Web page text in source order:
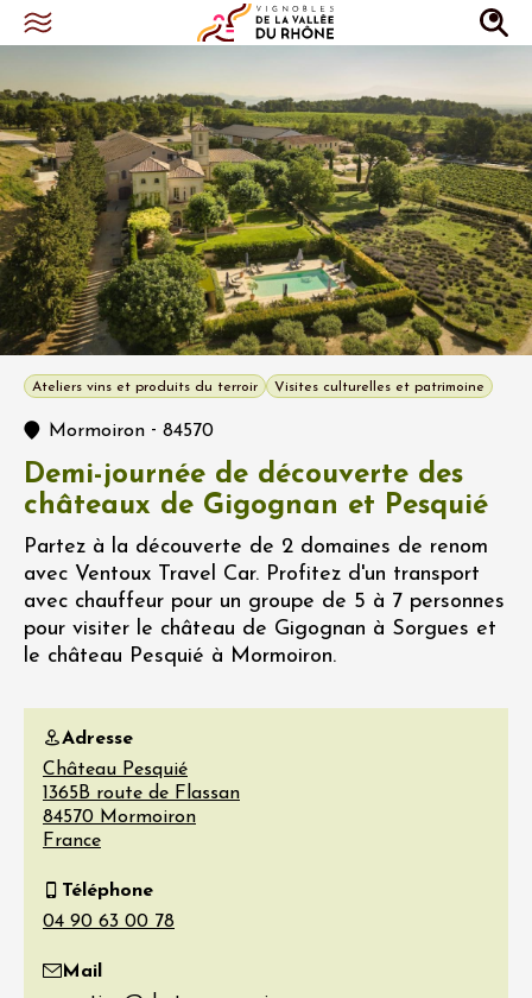
Ateliers vins et produits du terroir Visites culturelles et patrimoine
Mormoiron - 84570
Demi-journée de découverte des
châteaux de Gigognan et Pesquié
Partez à la découverte de 2 domaines de renom
avec Ventoux Travel Car. Profitez d'un transport
avec chauffeur pour un groupe de 5 à 7 personnes
pour visiter le château de Gigognan à Sorgues et
le château Pesquié à Mormoiron.
Adresse
Château Pesquié
1365B route de Flassan
84570 Mormoiron
France
Téléphone
Mail